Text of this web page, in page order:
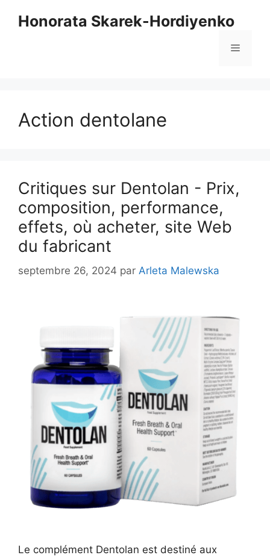
Honorata Skarek-Hordiyenko
Menu
Action dentolane
Critiques sur Dentolan - Prix,
composition, performance,
effets, où acheter, site Web
du fabricant
septembre 26, 2024 par Arleta Malewska
Le complément Dentolan est destiné aux